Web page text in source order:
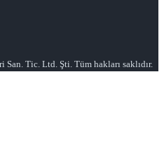
Tic. Ltd. Şti. Tüm hakları saklıdır.